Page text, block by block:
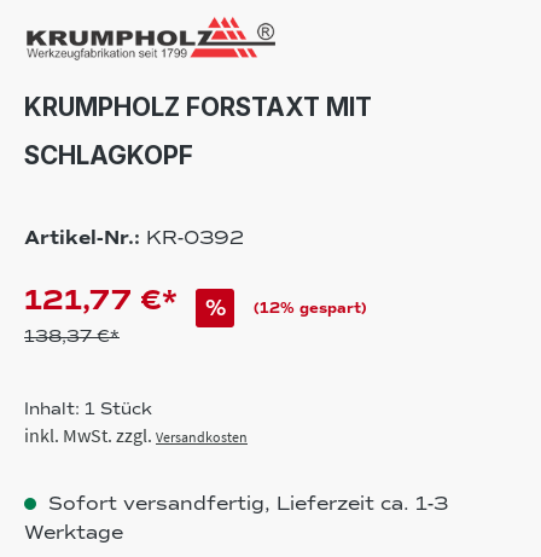
KRUMPHOLZ FORSTAXT MIT
SCHLAGKOPF
Artikel-Nr.: KR-0392
121,77 €*
138,37 €*
% (12% gespart)
Inhalt: 1 Stück
inkl. MwSt. zzgl. Versandkosten
Sofort versandfertig, Lieferzeit ca. 1-3
Werktage